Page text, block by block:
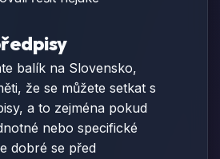
balík na Slovensko,
že se můžete setkat s
a to zejména pokud
nebo specifické
dobré se před